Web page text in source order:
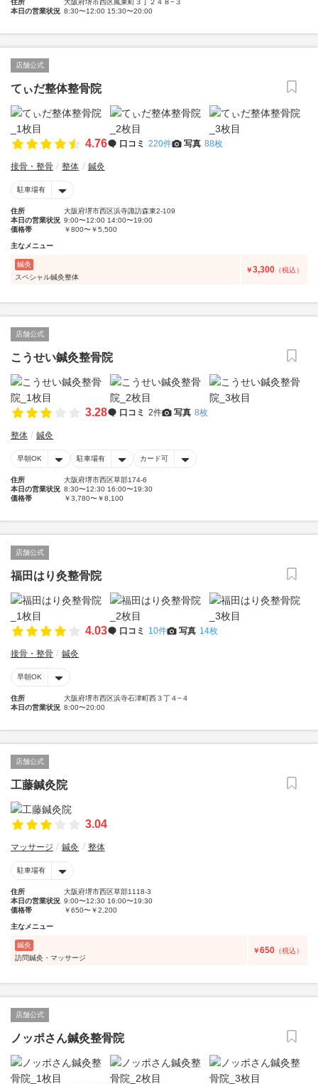
住所
大阪府堺市西区鳳東町３丁２４８−３
本日の営業状況 8:30〜12:00 15:30〜20:00
店舗公式
てぃだ整体整骨院
4.76 口コミ 220件 写真 88枚
接骨・整骨 整体 鍼灸
駐車場有
住所
大阪府堺市西区浜寺諏訪森東2-109
本日の営業状況 9:00〜12:00 14:00〜19:00
価格帯
￥800〜￥5,500
主なメニュー
鍼灸
スペシャル鍼灸整体
￥3,300 （税込）
店舗公式
こうせい鍼灸整骨院
3.28 口コミ 2件 写真 8枚
整体 鍼灸
早朝OK 駐車場有 カード可
住所
大阪府堺市西区草部174-6
本日の営業状況 8:30〜12:30 16:00〜19:30
価格帯
￥3,780〜￥8,100
店舗公式
福田はり灸整骨院
4.03 口コミ 10件 写真 14枚
接骨・整骨 鍼灸
早朝OK
住所
大阪府堺市西区浜寺石津町西３丁４−４
本日の営業状況 8:00〜20:00
店舗公式
工藤鍼灸院
3.04
マッサージ 鍼灸 整体
駐車場有
住所
大阪府堺市西区草部1118-3
本日の営業状況 9:00〜12:30 16:00〜19:30
価格帯
￥650〜￥2,200
主なメニュー
鍼灸
訪問鍼灸・マッサージ
￥650 （税込）
店舗公式
ノッポさん鍼灸整骨院